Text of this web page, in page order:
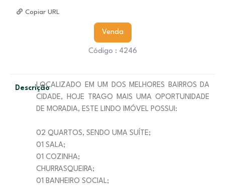
Copiar URL
Venda
Código : 4246
DescriçãoLOCALIZADO EM UM DOS MELHORES BAIRROS DA
CIDADE, HOJE TRAGO MAIS UMA OPORTUNIDADE
DE MORADIA, ESTE LINDO IMÓVEL POSSUI:
02 QUARTOS, SENDO UMA SUÍTE;
01 SALA;
01 COZINHA;
CHURRASQUEIRA;
01 BANHEIRO SOCIAL;